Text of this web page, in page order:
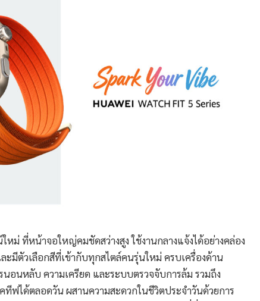
หม่ ที่หน้าจอใหญ่คมชัดสว่างสูง ใช้งานกลางแจ้งได้อย่างคล่อง
มีตัวเลือกสีที่เข้ากับทุกสไตล์คนรุ่นใหม่ ครบเครื่องด้าน
นอนหลับ ความเครียด และระบบตรวจจับการล้ม รวมถึง
ฟได้ตลอดวัน ผสานความสะดวกในชีวิตประจำวันด้วยการ